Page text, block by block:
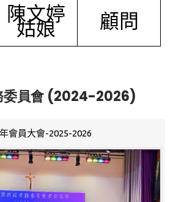
陳文婷
姑娘 顧問
委員會 (2024-2026)
會員大會-2025-2026